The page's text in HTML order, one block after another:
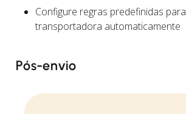
Configure regras predefinidas para
transportadora automaticamente
Pós-envio